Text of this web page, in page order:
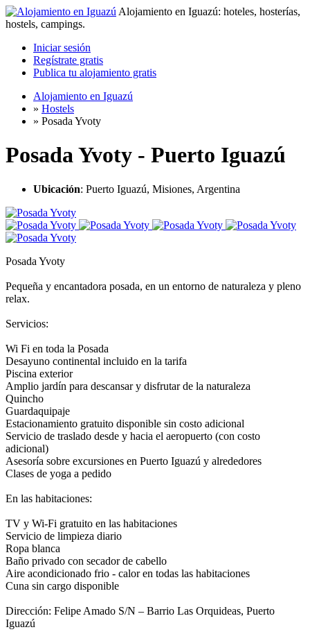
Alojamiento en Iguazú: hoteles, hosterías,
hostels, campings.
Iniciar sesión
Regístrate gratis
Publica tu alojamiento gratis
Alojamiento en Iguazú
» Hostels
» Posada Yvoty
Posada Yvoty - Puerto Iguazú
Ubicación: Puerto Iguazú, Misiones, Argentina
Posada Yvoty
Pequeña y encantadora posada, en un entorno de naturaleza y pleno
relax.
Servicios:
Wi Fi en toda la Posada
Desayuno continental incluido en la tarifa
Piscina exterior
Amplio jardín para descansar y disfrutar de la naturaleza
Quincho
Guardaquipaje
Estacionamiento gratuito disponible sin costo adicional
Servicio de traslado desde y hacia el aeropuerto (con costo
adicional)
Asesoría sobre excursiones en Puerto Iguazú y alrededores
Clases de yoga a pedido
En las habitaciones:
TV y Wi-Fi gratuito en las habitaciones
Servicio de limpieza diario
Ropa blanca
Baño privado con secador de cabello
Aire acondicionado frio - calor en todas las habitaciones
Cuna sin cargo disponible
Dirección: Felipe Amado S/N – Barrio Las Orquideas, Puerto
Iguazú